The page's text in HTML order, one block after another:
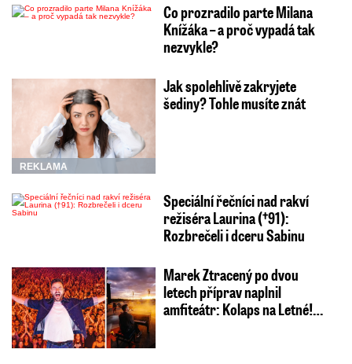
Co prozradilo parte Milana
Knížáka – a proč vypadá tak
nezvykle?
REKLAMA
Jak spolehlivě zakryjete
šediny? Tohle musíte znát
Speciální řečníci nad rakví
režiséra Laurina (†91):
Rozbrečeli i dceru Sabinu
Marek Ztracený po dvou
letech příprav naplnil
amfiteátr: Kolaps na Letné!…